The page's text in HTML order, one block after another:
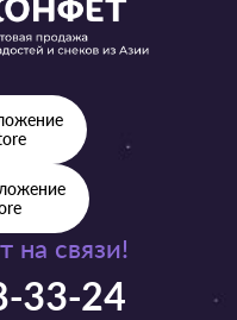
на связи!
33-24